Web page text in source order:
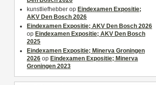
kunstliefhebber op Eindexamen Expositie;
AKV Den Bosch 2026
Eindexamen Expositie; AKV Den Bosch 2026
op Eindexamen Expositie; AKV Den Bosch
2025
Eindexamen Expositie; Minerva Groningen
2026 op Eindexamen Expositie; Minerva
Groningen 2023